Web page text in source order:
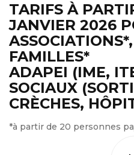
TARIFS À
JANVIER 2026
FAMILLES*
ADAPEI (IME,
SOCIAUX
CRÈCHES,
*à partir de 20 personnes